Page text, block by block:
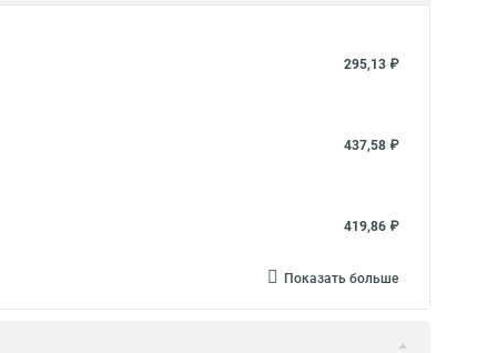
295,13 ₽
437,58 ₽
419,86 ₽
Показать больше